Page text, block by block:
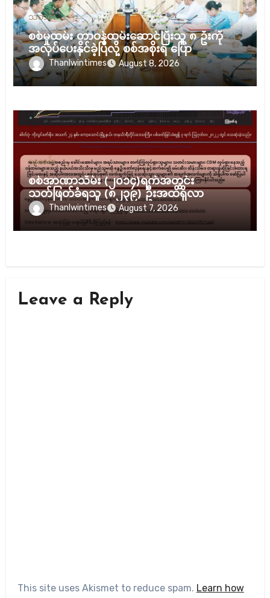
သတင်း
စစ်မှုထမ်း တာဝန်ထမ်းဆောင်ပြီးသူ ၈ ဦးကို
အလုပ်ပေးနိုင်ခဲ့ပြီလို့ စစ်အစိုးရ ပြော
Thanlwintimes August 8, 2026
သတင်း
စစ်အာဏာသိမ်း (၂၀၁၄)ရက်အတွင်း
သတ်ဖြတ်ခံရသူ (၈၂၃၉) ဦးအထိရှိလာ
Thanlwintimes August 7, 2026
Leave a Reply
This site uses Akismet to reduce spam. Learn how